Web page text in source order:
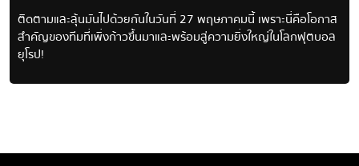
ติดตามและลุ้นมันไปด้วยกันในวันที่ 27 พฤษภาคมนี้ เพราะนี่คือโอกาส
สำคัญของทีมที่เพิ่งก้าวขึ้นมาและพร้อมสู่ความยิ่งใหญ่ในโลกฟุตบอล
ยุโรป!